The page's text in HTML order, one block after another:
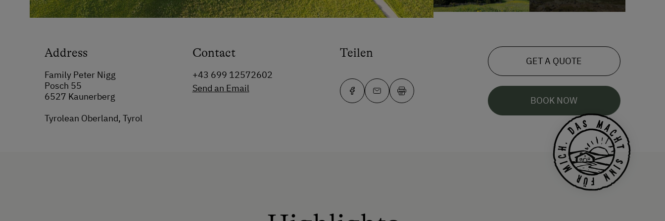
Address
Family Peter Nigg
Posch 55
6527 Kaunerberg
Tyrolean Oberland, Tyrol
Contact
+43 699 12572602
Send an Email
Teilen
GET A QUOTE
BOOK NOW